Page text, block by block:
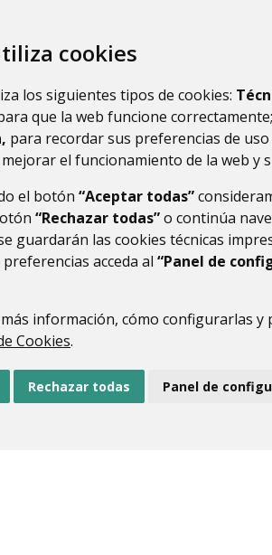
cookies
los siguientes tipos de cookies:
que la web funcione correctamente;
para recordar sus preferencias de uso
el funcionamiento de la web y
el botón “Aceptar todas”
“Rechazar todas”o continúa
guardarán las cookies técnicas
acceda al “Panel de
información, cómo configurarlas y
Cookies.
Rechazar todas Panel de
DE DATOS